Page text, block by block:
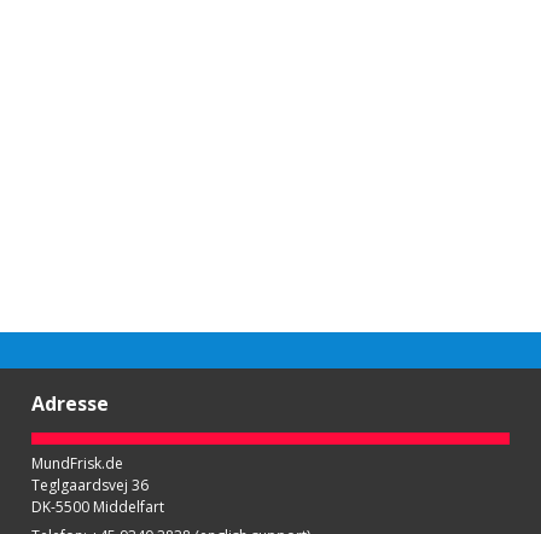
Adresse
MundFrisk.de
Teglgaardsvej 36
DK-5500 Middelfart